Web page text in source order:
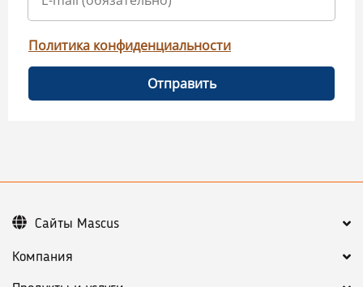
Политика конфиденциальности
Отправить
Компания
Сайты Mascus